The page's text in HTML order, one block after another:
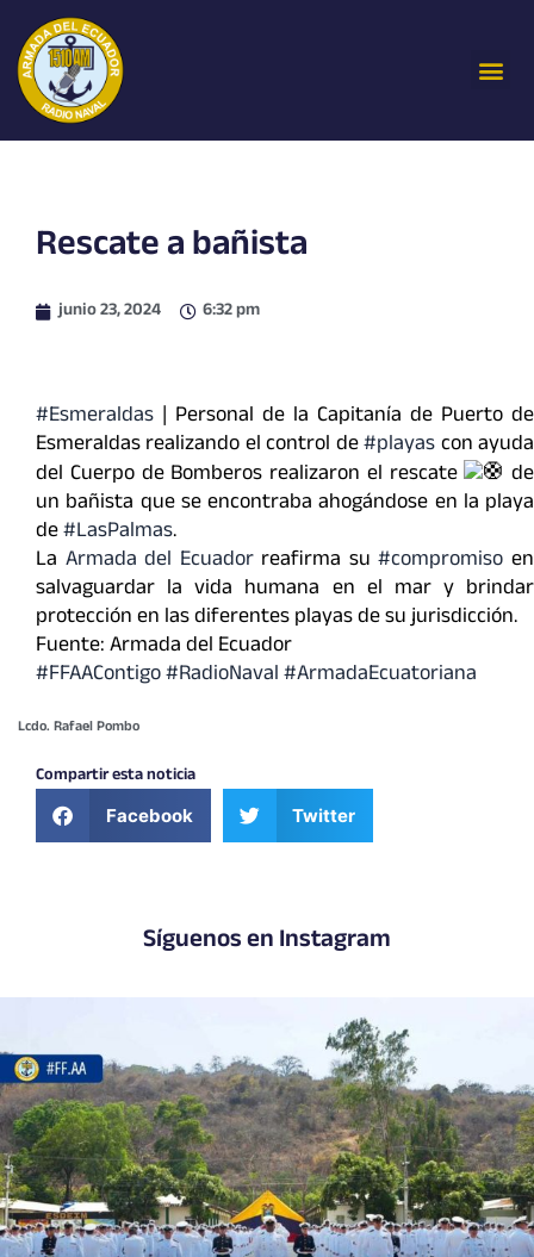
contenido
Rescate a bañista
junio 23, 2024 6:32 pm
#Esmeraldas | Personal de la Capitanía de Puerto de
Esmeraldas realizando el control de#playascon ayuda
del Cuerpo de Bomberos realizaron el rescate
de
un bañista que se encontraba ahogándose en la playa
de#LasPalmas.
La Armada del Ecuadorreafirma su#compromiso en
salvaguardar la vida humana en el mar y brindar
protección en las diferentes playas de su jurisdicción.
Fuente: Armada del Ecuador
#FFAAContigo #RadioNaval #ArmadaEcuatoriana
Lcdo. Rafael Pombo
Compartir esta noticia
Facebook Twitter
Síguenos en Instagram